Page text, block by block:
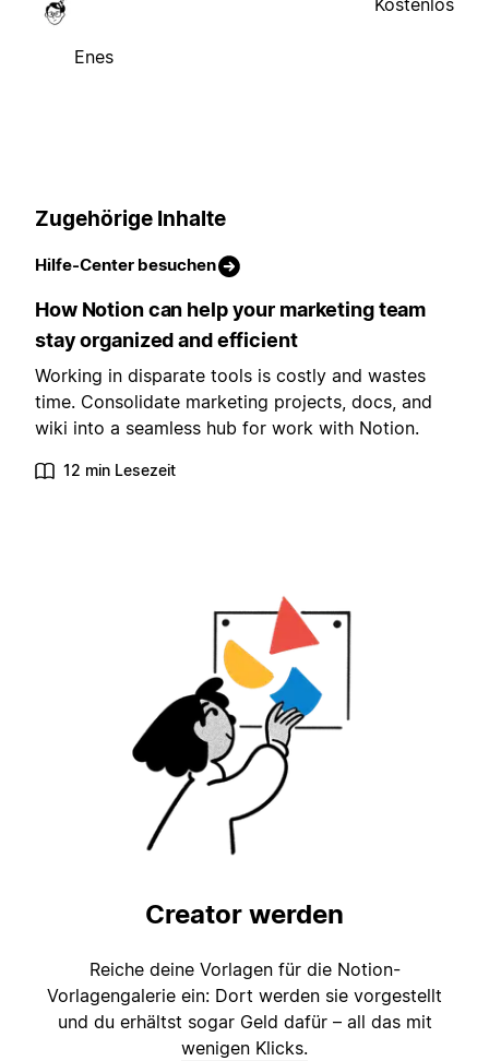
Enes
Zugehörige Inhalte
Hilfe-Center besuchen
How Notion can help your marketing team
stay organized and efficient
Working in disparate tools is costly and wastes
time. Consolidate marketing projects, docs, and
wiki into a seamless hub for work with Notion.
12 min Lesezeit
Creator werden
Reiche deine Vorlagen für die Notion-
Vorlagengalerie ein: Dort werden sie vorgestellt
und du erhältst sogar Geld dafür – all das mit
wenigen Klicks.